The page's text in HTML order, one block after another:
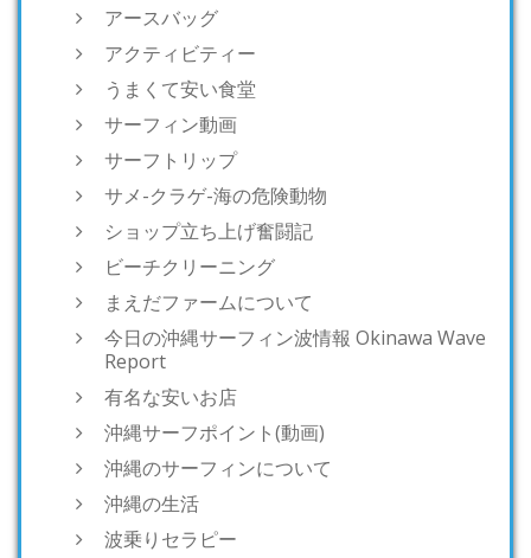
アースバッグ
アクティビティー
うまくて安い食堂
サーフィン動画
サーフトリップ
サメ-クラゲ-海の危険動物
ショップ立ち上げ奮闘記
ビーチクリーニング
まえだファームについて
今日の沖縄サーフィン波情報 Okinawa Wave
Report
有名な安いお店
沖縄サーフポイント(動画)
沖縄のサーフィンについて
沖縄の生活
波乗りセラピー